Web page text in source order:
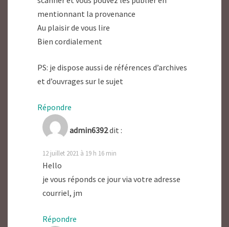
mentionnant la provenance
Au plaisir de vous lire
Bien cordialement
PS: je dispose aussi de références d’archives
et d’ouvrages sur le sujet
Répondre
admin6392dit :
12 juillet 2021 à 19 h 16 min
Hello
je vous réponds ce jour via votre adresse
courriel, jm
Répondre